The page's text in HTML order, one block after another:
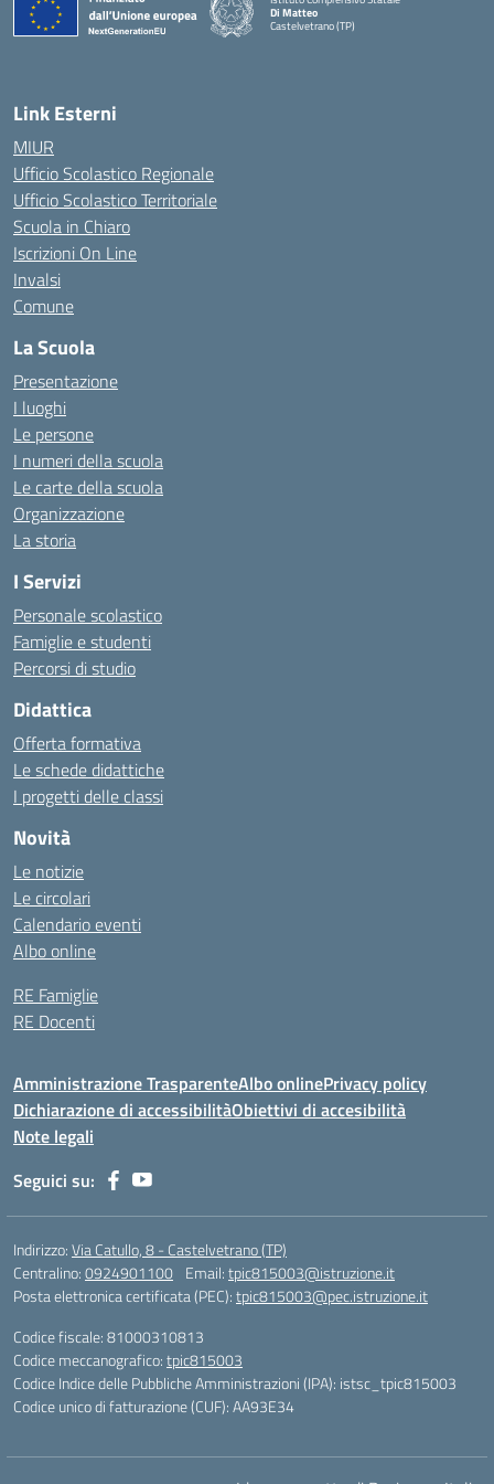
Di Matteo
Castelvetrano (TP)
Link Esterni
MIUR
Ufficio Scolastico Regionale
Ufficio Scolastico Territoriale
Scuola in Chiaro
Iscrizioni On Line
Invalsi
Comune
La Scuola
Presentazione
I luoghi
Le persone
I numeri della scuola
Le carte della scuola
Organizzazione
La storia
I Servizi
Personale scolastico
Famiglie e studenti
Percorsi di studio
Didattica
Offerta formativa
Le schede didattiche
I progetti delle classi
Novità
Le notizie
Le circolari
Calendario eventi
Albo online
RE Famiglie
RE Docenti
Amministrazione TrasparenteAlbo onlinePrivacy policy
Dichiarazione di accessibilitàObiettivi di accesibilità
Note legali
Seguici su:
Indirizzo:Via Catullo, 8 - Castelvetrano (TP)
Centralino:0924901100 Email:tpic815003@istruzione.it
Posta elettronica certificata (PEC):tpic815003@pec.istruzione.it
Codice fiscale: 81000310813
Codice meccanografico:tpic815003
Codice Indice delle Pubbliche Amministrazioni (IPA): istsc_tpic815003
Codice unico di fatturazione (CUF): AA93E34